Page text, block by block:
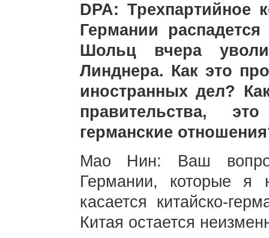
DPA: Трехпартийное
Германии
Шольц вчера
Линднера. Как это
иностранных дел?
правительства,
германские
Мао Нин: Ваш
Германии, которые я
касается китайско-
Китая остается